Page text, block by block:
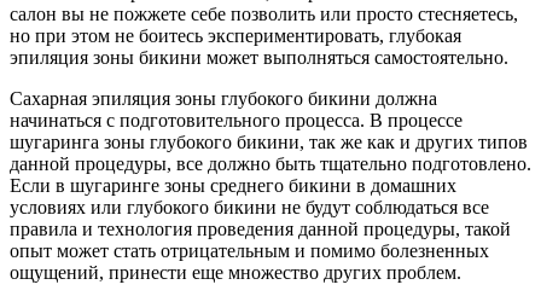
салон вы не пожжете себе позволить или просто стесняетесь,
но при этом не боитесь экспериментировать, глубокая
эпиляция зоны бикини может выполняться самостоятельно.
Сахарная эпиляция зоны глубокого бикини должна
начинаться с подготовительного процесса. В процессе
шугаринга зоны глубокого бикини, так же как и других типов
данной процедуры, все должно быть тщательно подготовлено.
Если в шугаринге зоны среднего бикини в домашних
условиях или глубокого бикини не будут соблюдаться все
правила и технология проведения данной процедуры, такой
опыт может стать отрицательным и помимо болезненных
ощущений, принести еще множество других проблем.